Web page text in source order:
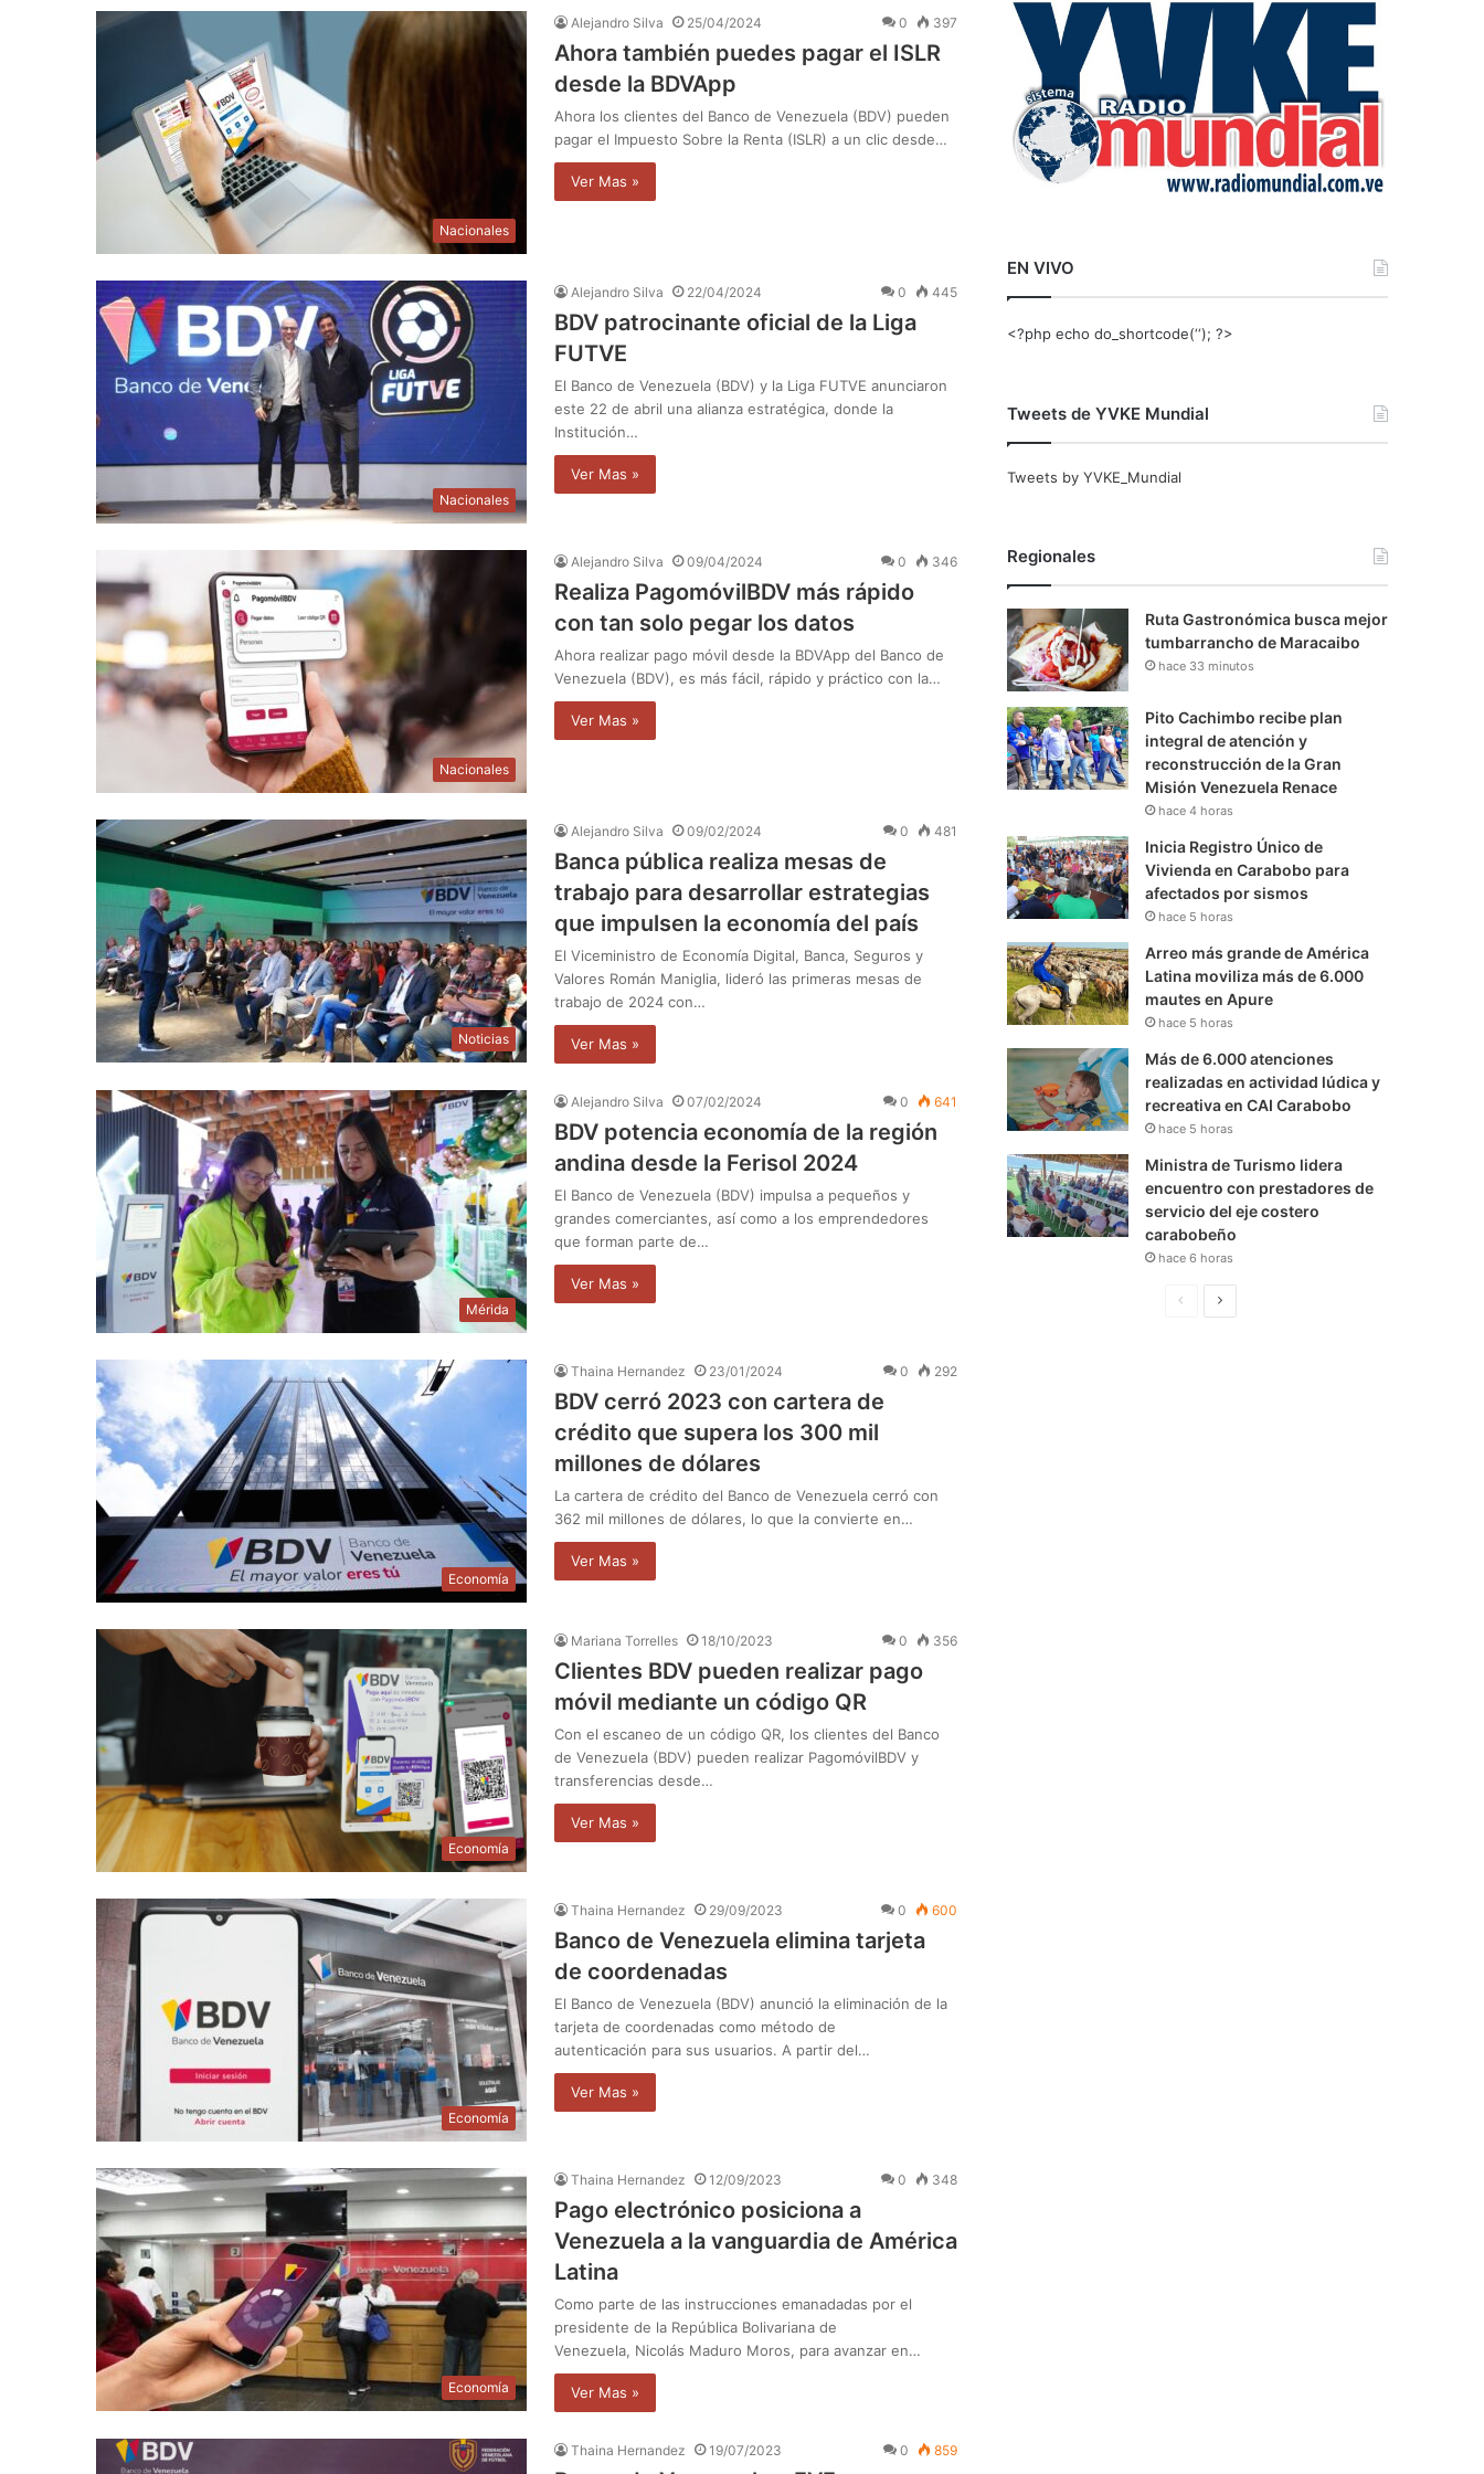
Nacionales
Alejandro Silva 25/04/2024 0 397
Ahora también puedes pagar el ISLR
desde la BDVApp
Ahora los clientes del Banco de Venezuela (BDV) pueden
pagar el Impuesto Sobre la Renta (ISLR) a un clic desde…
Ver Mas »
Nacionales
Alejandro Silva 22/04/2024 0 445
BDV patrocinante oficial de la Liga
FUTVE
El Banco de Venezuela (BDV) y la Liga FUTVE anunciaron
este 22 de abril una alianza estratégica, donde la
Institución…
Ver Mas »
Nacionales
Alejandro Silva 09/04/2024 0 346
Realiza PagomóvilBDV más rápido
con tan solo pegar los datos
Ahora realizar pago móvil desde la BDVApp del Banco de
Venezuela (BDV), es más fácil, rápido y práctico con la…
Ver Mas »
Noticias
Alejandro Silva 09/02/2024 0 481
Banca pública realiza mesas de
trabajo para desarrollar estrategias
que impulsen la economía del país
El Viceministro de Economía Digital, Banca, Seguros y
Valores Román Maniglia, lideró las primeras mesas de
trabajo de 2024 con…
Ver Mas »
Mérida
Alejandro Silva 07/02/2024 0 641
BDV potencia economía de la región
andina desde la Ferisol 2024
El Banco de Venezuela (BDV) impulsa a pequeños y
grandes comerciantes, así como a los emprendedores
que forman parte de…
Ver Mas »
Economía
Thaina Hernandez 23/01/2024 0 292
BDV cerró 2023 con cartera de
crédito que supera los 300 mil
millones de dólares
La cartera de crédito del Banco de Venezuela cerró con
362 mil millones de dólares, lo que la convierte en…
Ver Mas »
Economía
Mariana Torrelles 18/10/2023 0 356
Clientes BDV pueden realizar pago
móvil mediante un código QR
Con el escaneo de un código QR, los clientes del Banco
de Venezuela (BDV) pueden realizar PagomóvilBDV y
transferencias desde…
Ver Mas »
Economía
Thaina Hernandez 29/09/2023 0 600
Banco de Venezuela elimina tarjeta
de coordenadas
El Banco de Venezuela (BDV) anunció la eliminación de la
tarjeta de coordenadas como método de
autenticación para sus usuarios. A partir del…
Ver Mas »
Economía
Thaina Hernandez 12/09/2023 0 348
Pago electrónico posiciona a
Venezuela a la vanguardia de América
Latina
Como parte de las instrucciones emanadadas por el
presidente de la República Bolivariana de
Venezuela, Nicolás Maduro Moros, para avanzar en…
Ver Mas »
Thaina Hernandez 19/07/2023 0 859
r
EN VIVO
<?php echo do_shortcode(‘‘); ?>
Tweets de YVKE Mundial
Tweets by YVKE_Mundial
Regionales
Ruta Gastronómica busca mejor
tumbarrancho de Maracaibo
hace 33 minutos
Pito Cachimbo recibe plan
integral de atención y
reconstrucción de la Gran
Misión Venezuela Renace
hace 4 horas
Inicia Registro Único de
Vivienda en Carabobo para
afectados por sismos
hace 5 horas
Arreo más grande de América
Latina moviliza más de 6.000
mautes en Apure
hace 5 horas
Más de 6.000 atenciones
realizadas en actividad lúdica y
recreativa en CAI Carabobo
hace 5 horas
Ministra de Turismo lidera
encuentro con prestadores de
servicio del eje costero
carabobeño
hace 6 horas
S